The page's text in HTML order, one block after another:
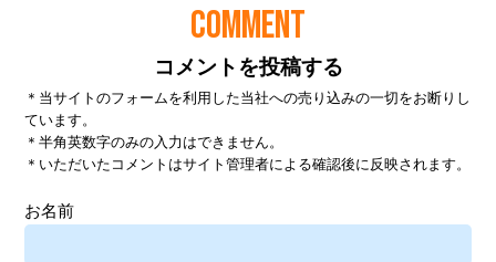
COMMENT
コメントを投稿する
＊当サイトのフォームを利用した当社への売り込みの一切をお断りし
ています。
＊半角英数字のみの入力はできません。
＊いただいたコメントはサイト管理者による確認後に反映されます。
お名前